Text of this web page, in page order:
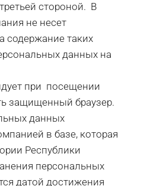
стороной. В
не несет
содержание таких
данных на
при посещении
защищенный браузер.
данных
в базе, которая
Республики
персональных
датой достижения